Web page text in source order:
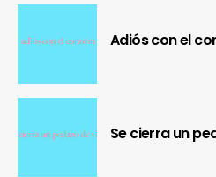
Adiós con el
Se cierra un